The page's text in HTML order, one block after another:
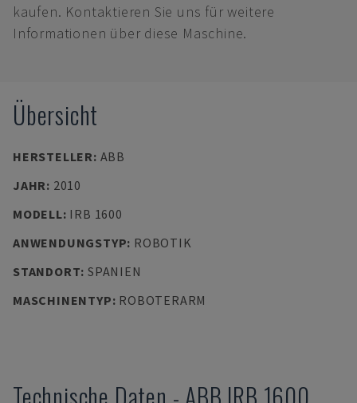
kaufen. Kontaktieren Sie uns für weitere
Informationen über diese Maschine.
Übersicht
HERSTELLER: ABB
JAHR: 2010
MODELL: IRB 1600
ANWENDUNGSTYP: ROBOTIK
STANDORT: SPANIEN
MASCHINENTYP: ROBOTERARM